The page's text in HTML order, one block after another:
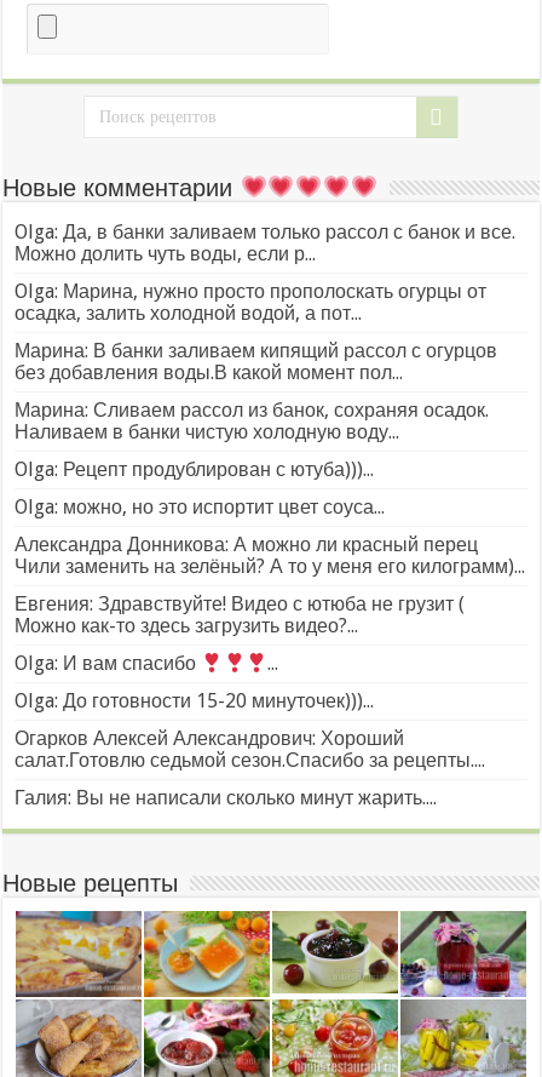
Новые комментарии
Olga: Да, в банки заливаем только рассол с банок и все.
Можно долить чуть воды, если р...
Olga: Марина, нужно просто прополоскать огурцы от
осадка, залить холодной водой, а пот...
Марина: В банки заливаем кипящий рассол с огурцов
без добавления воды.В какой момент пол...
Марина: Сливаем рассол из банок, сохраняя осадок.
Наливаем в банки чистую холодную воду...
Olga: Рецепт продублирован с ютуба)))...
Olga: можно, но это испортит цвет соуса...
Александра Донникова: А можно ли красный перец
Чили заменить на зелёный? А то у меня его килограмм)...
Евгения: Здравствуйте! Видео с ютюба не грузит (
Можно как-то здесь загрузить видео?...
Olga: И вам спасибо
...
Olga: До готовности 15-20 минуточек)))...
Огарков Алексей Александрович: Хороший
салат.Готовлю седьмой сезон.Спасибо за рецепты....
Галия: Вы не написали сколько минут жарить....
Новые рецепты